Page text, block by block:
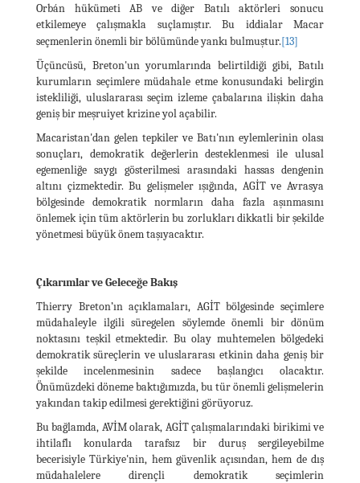
Orbán hükümeti AB ve diğer Batılı aktörleri sonucu
etkilemeye çalışmakla suçlamıştır. Bu iddialar Macar
seçmenlerin önemli bir bölümünde yankı bulmuştur.[13]
Üçüncüsü, Breton'un yorumlarında belirtildiği gibi, Batılı
kurumların seçimlere müdahale etme konusundaki belirgin
istekliliği, uluslararası seçim izleme çabalarına ilişkin daha
geniş bir meşruiyet krizine yol açabilir.
Macaristan'dan gelen tepkiler ve Batı'nın eylemlerinin olası
sonuçları, demokratik değerlerin desteklenmesi ile ulusal
egemenliğe saygı gösterilmesi arasındaki hassas dengenin
altını çizmektedir. Bu gelişmeler ışığında, AGİT ve Avrasya
bölgesinde demokratik normların daha fazla aşınmasını
önlemek için tüm aktörlerin bu zorlukları dikkatli bir şekilde
yönetmesi büyük önem taşıyacaktır.
Çıkarımlar ve Geleceğe Bakış
Thierry Breton’ın açıklamaları, AGİT bölgesinde seçimlere
müdahaleyle ilgili süregelen söylemde önemli bir dönüm
noktasını teşkil etmektedir. Bu olay muhtemelen bölgedeki
demokratik süreçlerin ve uluslararası etkinin daha geniş bir
şekilde incelenmesinin sadece başlangıcı olacaktır.
Önümüzdeki döneme baktığımızda, bu tür önemli gelişmelerin
yakından takip edilmesi gerektiğini görüyoruz.
Bu bağlamda, AVİM olarak, AGİT çalışmalarındaki birikimi ve
ihtilaflı konularda tarafsız bir duruş sergileyebilme
becerisiyle Türkiye'nin, hem güvenlik açısından, hem de dış
müdahalelere dirençli demokratik seçimlerin